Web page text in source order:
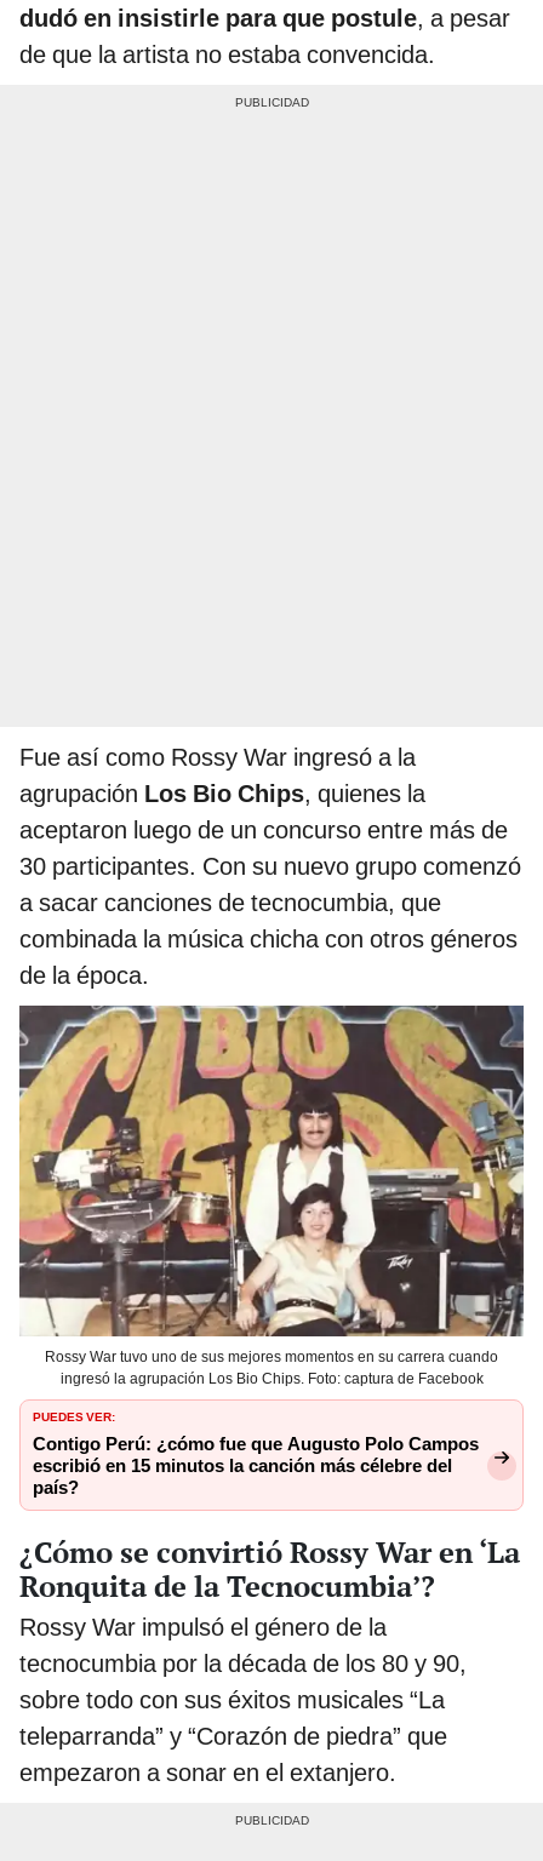
dudó en insistirle para que postule, a pesar
de que la artista no estaba convencida.
Fue así como Rossy War ingresó a la
agrupación Los Bio Chips, quienes la
aceptaron luego de un concurso entre más de
30 participantes. Con su nuevo grupo comenzó
a sacar canciones de tecnocumbia, que
combinada la música chicha con otros géneros
de la época.
Rossy War tuvo uno de sus mejores momentos en su carrera cuando
ingresó la agrupación Los Bio Chips. Foto: captura de Facebook
PUEDES VER:
Contigo Perú: ¿cómo fue que Augusto Polo Campos
escribió en 15 minutos la canción más célebre del
país?
¿Cómo se convirtió Rossy War en ‘La
Ronquita de la Tecnocumbia’?
Rossy War impulsó el género de la
tecnocumbia por la década de los 80 y 90,
sobre todo con sus éxitos musicales “La
teleparranda” y “Corazón de piedra” que
empezaron a sonar en el extanjero.